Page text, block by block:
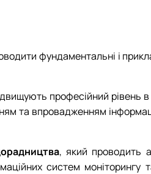
систем
фундаментальні і
професійний рівень
та впровадженням
, який проводить
систем моніторингу